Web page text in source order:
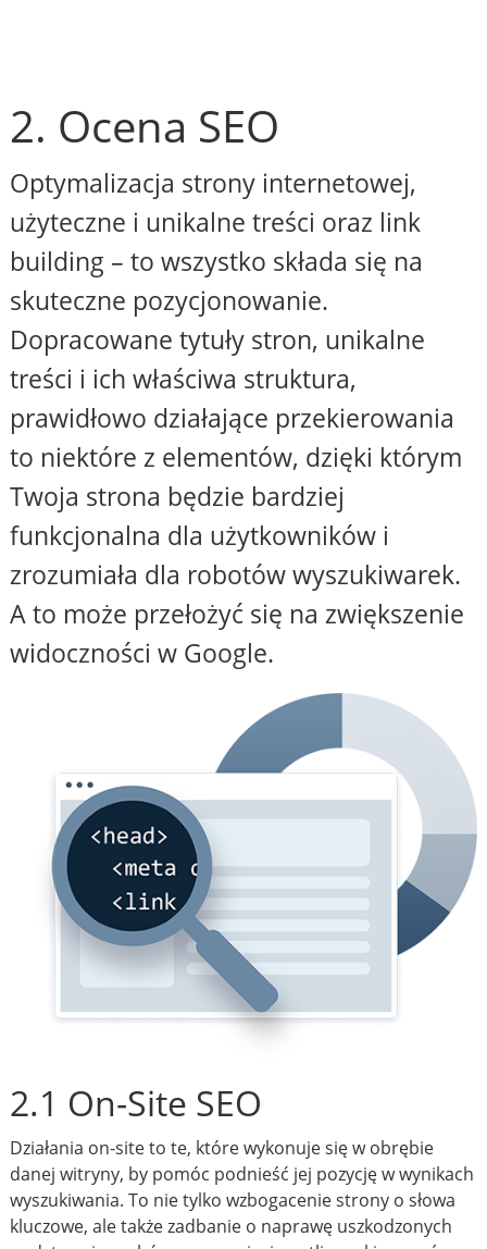
2. Ocena SEO
Optymalizacja strony internetowej,
użyteczne i unikalne treści oraz link
building – to wszystko składa się na
skuteczne pozycjonowanie.
Dopracowane tytuły stron, unikalne
treści i ich właściwa struktura,
prawidłowo działające przekierowania
to niektóre z elementów, dzięki którym
Twoja strona będzie bardziej
funkcjonalna dla użytkowników i
zrozumiała dla robotów wyszukiwarek.
A to może przełożyć się na zwiększenie
widoczności w Google.
2.1 On-Site SEO
Działania on-site to te, które wykonuje się w obrębie
danej witryny, by pomóc podnieść jej pozycję w wynikach
wyszukiwania. To nie tylko wzbogacenie strony o słowa
kluczowe, ale także zadbanie o naprawę uszkodzonych